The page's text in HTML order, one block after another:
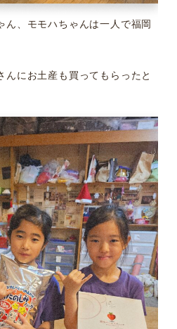
ん、モモハちゃんは一人で福岡
んにお土産も買ってもらったと